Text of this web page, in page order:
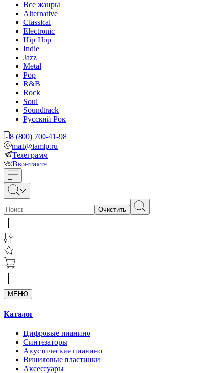
Все жанры
Alternative
Classical
Electronic
Hip-Hop
Indie
Jazz
Metal
Pop
R&B
Rock
Soul
Soundtrack
Русский Рок
8 (800) 700-41-98
mail@iamlp.ru
Телеграмм
Вконтакте
Очистить
МЕНЮ
Каталог
Цифровые пианино
Синтезаторы
Акустические пианино
Виниловые пластинки
Аксессуары